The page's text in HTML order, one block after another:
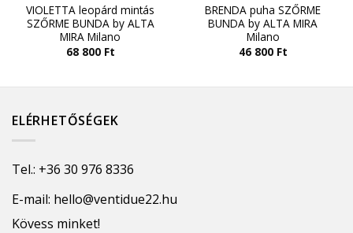
VIOLETTA leopárd mintás
SZŐRME BUNDA by ALTA
MIRA Milano
68 800 Ft
BRENDA puha SZŐRME
BUNDA by ALTA MIRA
Milano
46 800 Ft
ELÉRHETŐSÉGEK
Tel.: +36 30 976 8336
E-mail: hello@ventidue22.hu
Kövess minket!